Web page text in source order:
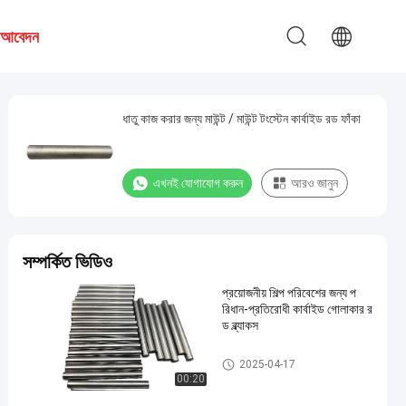
ধাতু কাজ করার জন্য মাউন্ট / মাউন্ট টংস্টেন কার্বাইড রড ফাঁকা
এখনই যোগাযোগ করুন আরও জানুন
সম্পর্কিত ভিডিও
00:20
প্রয়োজনীয় শিল্প পরিবেশের জন্য প
রিধান-প্রতিরোধী কার্বাইড গোলাকার র
ড ব্ল্যাকস
টংস্টেন কার্বাইড রড
2025-04-17